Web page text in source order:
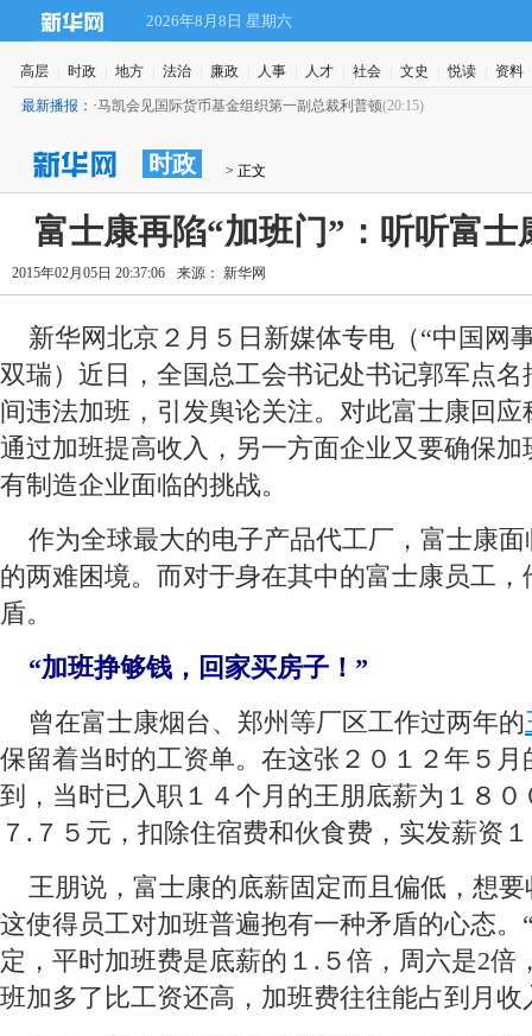
2026年8月8日 星期六
高层 时政 地方 法治 廉政 人事 人才 社会 文史 悦读 资料
最新播报： ·马凯会见国际货币基金组织第一副总裁利普顿(20:15)
时政 > 正文
富士康再陷“加班门”：听听富士
2015年02月05日 20:37:06 来源： 新华网
新华网北京２月５日新媒体专电（“中国网
双瑞）近日，全国总工会书记处书记郭军点名
间违法加班，引发舆论关注。对此富士康回
通过加班提高收入，另一方面企业又要确保
有制造企业面临的挑战。
作为全球最大的电子产品代工厂，富士康面
的两难困境。而对于身在其中的富士康员工
盾。
“加班挣够钱，回家买房子！”
曾在富士康烟台、郑州等厂区工作过两年的
保留着当时的工资单。在这张２０１２年５
到，当时已入职１４个月的王朋底薪为１８
７.７５元，扣除住宿费和伙食费，实发薪资
王朋说，富士康的底薪固定而且偏低，想要
这使得员工对加班普遍抱有一种矛盾的心态。
定，平时加班费是底薪的１.５倍，周六是2倍
班加多了比工资还高，加班费往往能占到月收